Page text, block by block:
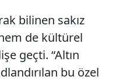
bilinen sakız
de kültürel
geçti. “Altın
bu özel